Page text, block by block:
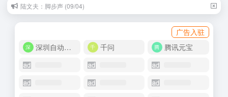
陆文夫：脚步声 (09/04)
广告入驻
深圳自动化商城
千问 腾讯元宝